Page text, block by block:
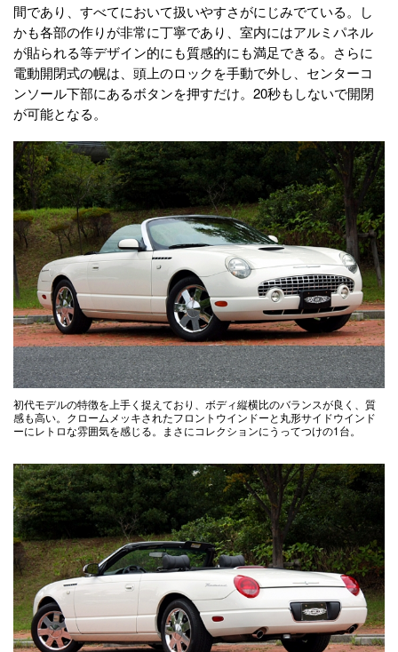
間であり、すべてにおいて扱いやすさがにじみでている。し
かも各部の作りが非常に丁寧であり、室内にはアルミパネル
が貼られる等デザイン的にも質感的にも満足できる。さらに
電動開閉式の幌は、頭上のロックを手動で外し、センターコ
ンソール下部にあるボタンを押すだけ。20秒もしないで開閉
が可能となる。
初代モデルの特徴を上手く捉えており、ボディ縦横比のバランスが良く、質
感も高い。クロームメッキされたフロントウインドーと丸形サイドウインド
ーにレトロな雰囲気を感じる。まさにコレクションにうってつけの1台。